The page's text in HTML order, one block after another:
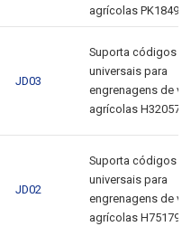
agrícolas PK1849D
JD03
Suporta códigos
universais para
engrenagens de
agrícolas H32057
JD02
Suporta códigos
universais para
engrenagens de
agrícolas H75179